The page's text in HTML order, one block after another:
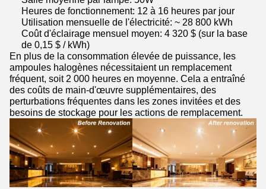
Heures de fonctionnement: 12 à 16 heures par jour
Utilisation mensuelle de l'électricité: ~ 28 800 kWh
Coût d'éclairage mensuel moyen: 4 320 $ (sur la base
de 0,15 $ / kWh)
En plus de la consommation élevée de puissance, les
ampoules halogènes nécessitaient un remplacement
fréquent, soit 2 000 heures en moyenne. Cela a entraîné
des coûts de main-d'œuvre supplémentaires, des
perturbations fréquentes dans les zones invitées et des
besoins de stockage pour les actions de remplacement.